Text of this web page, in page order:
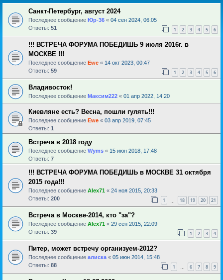
Санкт-Петербург, август 2024
Последнее сообщение Юр-36 « 04 сен 2024, 06:05
Ответы: 51 1 2 3 4 5 6
!!! ВСТРЕЧА ФОРУМА ПОБЕДИШЬ 9 июля 2016г. в
МОСКВЕ !!!
Последнее сообщение Ewe « 14 окт 2023, 00:47
Ответы: 59 1 2 3 4 5 6
Владивосток!
Последнее сообщение Максим222 « 01 апр 2022, 14:20
Киевляне есть? Весна, пошли гулять!!!
Последнее сообщение Ewe « 03 апр 2019, 07:45
Ответы: 1
Встреча в 2018 году
Последнее сообщение Wyms « 15 июн 2018, 17:48
Ответы: 7
!!! ВСТРЕЧА ФОРУМА ПОБЕДИШЬ в МОСКВЕ 31 октября
2015 года!!!
Последнее сообщение Alex71 « 24 ноя 2015, 20:33
Ответы: 200 1 18 19 20 21
Встреча в Москве-2014, кто "за"?
Последнее сообщение Alex71 « 29 сен 2015, 22:09
Ответы: 39 1 2 3 4
Питер, может встречу организуем-2012?
Последнее сообщение алиска « 05 июн 2014, 15:48
Ответы: 88 1 6 7 8 9